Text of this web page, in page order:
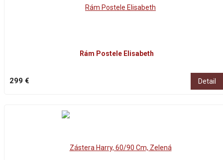
Rám Postele Elisabeth
299 € Detail